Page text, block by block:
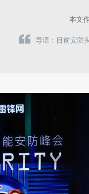
本文
导语：目前安防